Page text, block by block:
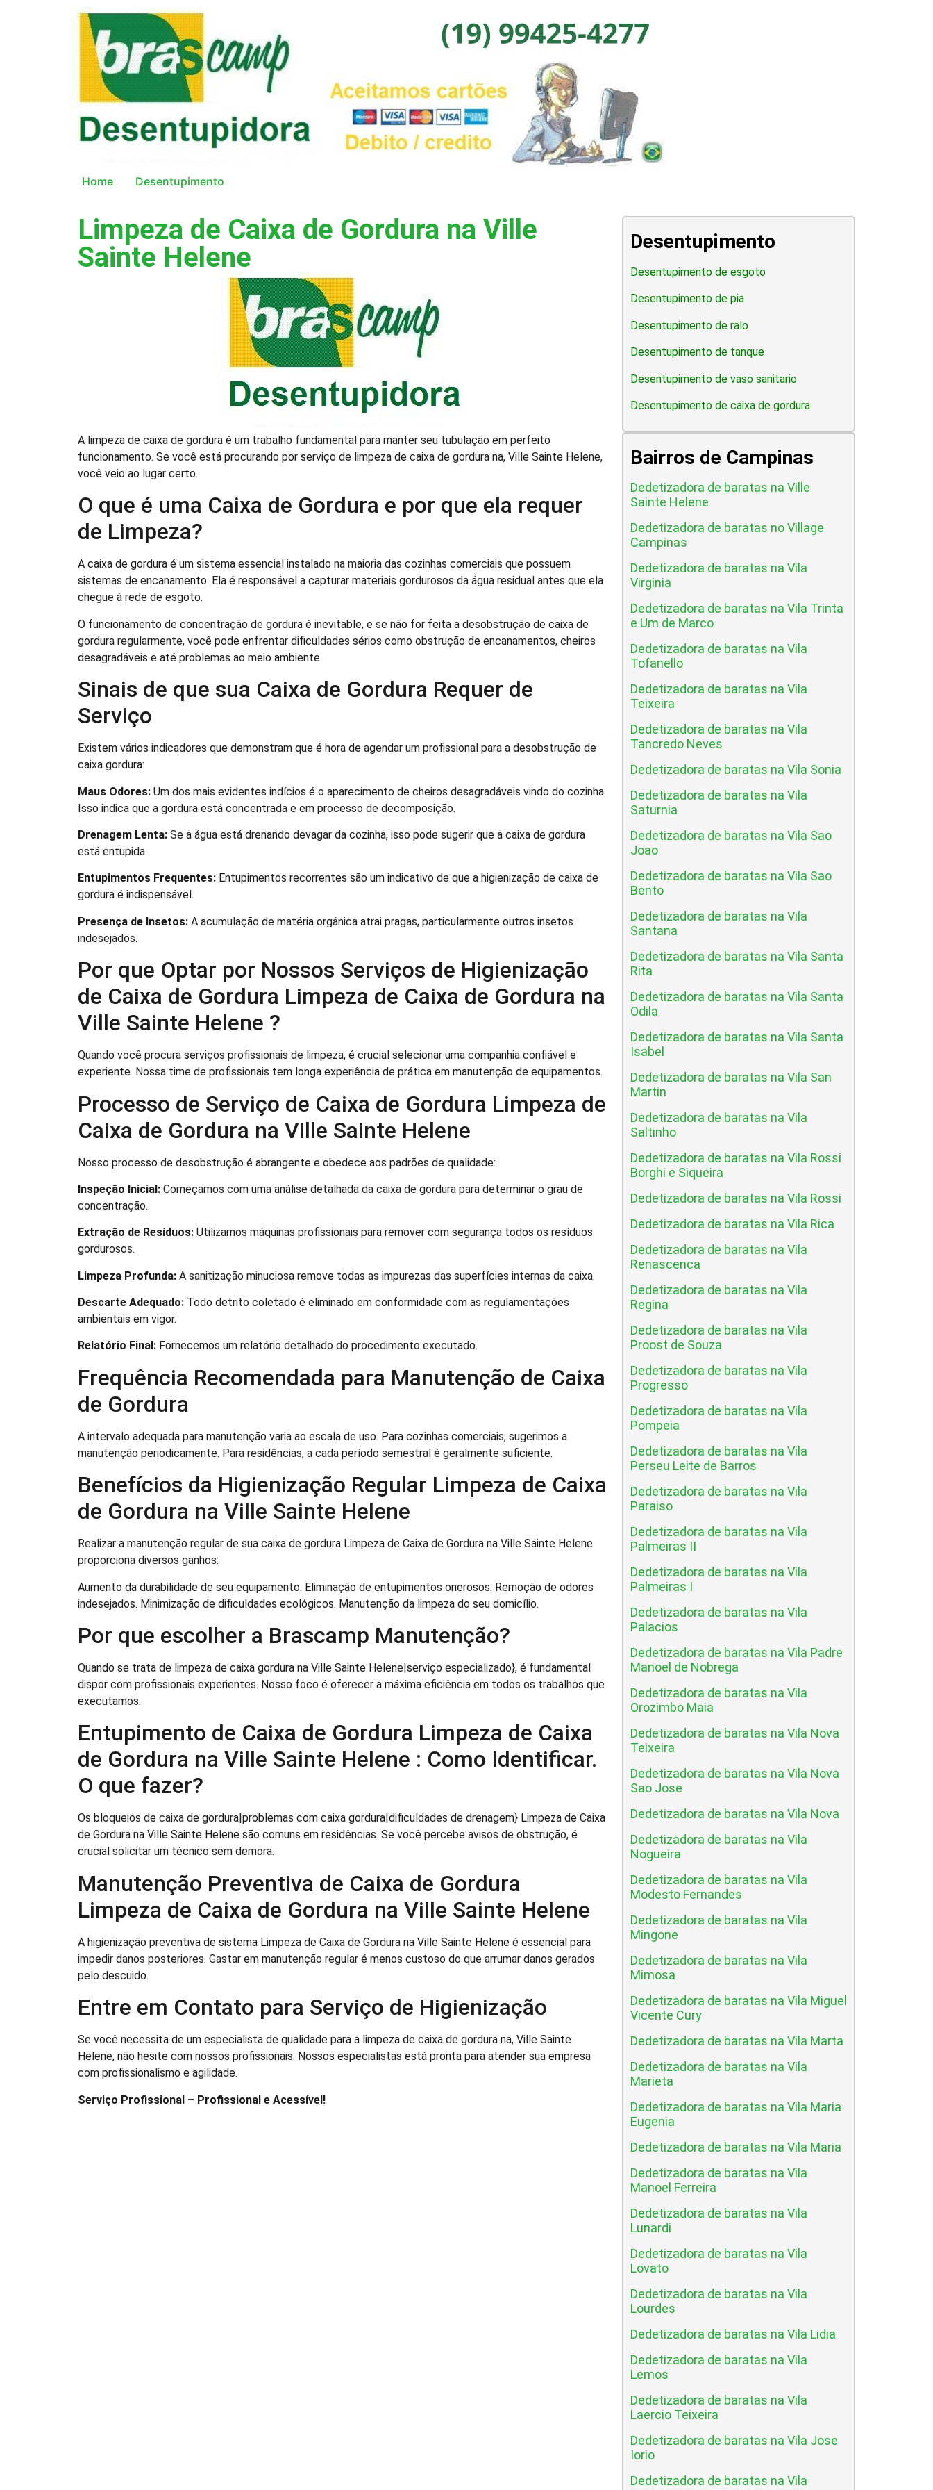
Home Desentupimento
Limpeza de Caixa de Gordura na Ville
Sainte Helene
A limpeza de caixa de gordura é um trabalho fundamental para manter seu tubulação em perfeito
funcionamento. Se você está procurando por serviço de limpeza de caixa de gordura na, Ville Sainte Helene,
você veio ao lugar certo.
O que é uma Caixa de Gordura e por que ela requer
de Limpeza?
A caixa de gordura é um sistema essencial instalado na maioria das cozinhas comerciais que possuem
sistemas de encanamento. Ela é responsável a capturar materiais gordurosos da água residual antes que ela
chegue à rede de esgoto.
O funcionamento de concentração de gordura é inevitable, e se não for feita a desobstrução de caixa de
gordura regularmente, você pode enfrentar dificuldades sérios como obstrução de encanamentos, cheiros
desagradáveis e até problemas ao meio ambiente.
Sinais de que sua Caixa de Gordura Requer de
Serviço
Existem vários indicadores que demonstram que é hora de agendar um profissional para a desobstrução de
caixa gordura:
Maus Odores: Um dos mais evidentes indícios é o aparecimento de cheiros desagradáveis vindo do cozinha.
Isso indica que a gordura está concentrada e em processo de decomposição.
Drenagem Lenta: Se a água está drenando devagar da cozinha, isso pode sugerir que a caixa de gordura
está entupida.
Entupimentos Frequentes: Entupimentos recorrentes são um indicativo de que a higienização de caixa de
gordura é indispensável.
Presença de Insetos: A acumulação de matéria orgânica atrai pragas, particularmente outros insetos
indesejados.
Por que Optar por Nossos Serviços de Higienização
de Caixa de Gordura Limpeza de Caixa de Gordura na
Ville Sainte Helene ?
Quando você procura serviços profissionais de limpeza, é crucial selecionar uma companhia confiável e
experiente. Nossa time de profissionais tem longa experiência de prática em manutenção de equipamentos.
Processo de Serviço de Caixa de Gordura Limpeza de
Caixa de Gordura na Ville Sainte Helene
Nosso processo de desobstrução é abrangente e obedece aos padrões de qualidade:
Inspeção Inicial: Começamos com uma análise detalhada da caixa de gordura para determinar o grau de
concentração.
Extração de Resíduos: Utilizamos máquinas profissionais para remover com segurança todos os resíduos
gordurosos.
Limpeza Profunda: A sanitização minuciosa remove todas as impurezas das superfícies internas da caixa.
Descarte Adequado: Todo detrito coletado é eliminado em conformidade com as regulamentações
ambientais em vigor.
Relatório Final: Fornecemos um relatório detalhado do procedimento executado.
Frequência Recomendada para Manutenção de Caixa
de Gordura
A intervalo adequada para manutenção varia ao escala de uso. Para cozinhas comerciais, sugerimos a
manutenção periodicamente. Para residências, a cada período semestral é geralmente suficiente.
Benefícios da Higienização Regular Limpeza de Caixa
de Gordura na Ville Sainte Helene
Realizar a manutenção regular de sua caixa de gordura Limpeza de Caixa de Gordura na Ville Sainte Helene
proporciona diversos ganhos:
Aumento da durabilidade de seu equipamento. Eliminação de entupimentos onerosos. Remoção de odores
indesejados. Minimização de dificuldades ecológicos. Manutenção da limpeza do seu domicílio.
Por que escolher a Brascamp Manutenção?
Quando se trata de limpeza de caixa gordura na Ville Sainte Helene|serviço especializado}, é fundamental
dispor com profissionais experientes. Nosso foco é oferecer a máxima eficiência em todos os trabalhos que
executamos.
Entupimento de Caixa de Gordura Limpeza de Caixa
de Gordura na Ville Sainte Helene : Como Identificar.
O que fazer?
Os bloqueios de caixa de gordura|problemas com caixa gordura|dificuldades de drenagem} Limpeza de Caixa
de Gordura na Ville Sainte Helene são comuns em residências. Se você percebe avisos de obstrução, é
crucial solicitar um técnico sem demora.
Manutenção Preventiva de Caixa de Gordura
Limpeza de Caixa de Gordura na Ville Sainte Helene
A higienização preventiva de sistema Limpeza de Caixa de Gordura na Ville Sainte Helene é essencial para
impedir danos posteriores. Gastar em manutenção regular é menos custoso do que arrumar danos gerados
pelo descuido.
Entre em Contato para Serviço de Higienização
Se você necessita de um especialista de qualidade para a limpeza de caixa de gordura na, Ville Sainte
Helene, não hesite com nossos profissionais. Nossos especialistas está pronta para atender sua empresa
com profissionalismo e agilidade.
Serviço Profissional – Profissional e Acessível!
Desentupimento
Desentupimento de esgoto
Desentupimento de pia
Desentupimento de ralo
Desentupimento de tanque
Desentupimento de vaso sanitario
Desentupimento de caixa de gordura
Bairros de Campinas
Dedetizadora de baratas na Ville
Sainte Helene
Dedetizadora de baratas no Village
Campinas
Dedetizadora de baratas na Vila
Virginia
Dedetizadora de baratas na Vila Trinta
e Um de Marco
Dedetizadora de baratas na Vila
Tofanello
Dedetizadora de baratas na Vila
Teixeira
Dedetizadora de baratas na Vila
Tancredo Neves
Dedetizadora de baratas na Vila Sonia
Dedetizadora de baratas na Vila
Saturnia
Dedetizadora de baratas na Vila Sao
Joao
Dedetizadora de baratas na Vila Sao
Bento
Dedetizadora de baratas na Vila
Santana
Dedetizadora de baratas na Vila Santa
Rita
Dedetizadora de baratas na Vila Santa
Odila
Dedetizadora de baratas na Vila Santa
Isabel
Dedetizadora de baratas na Vila San
Martin
Dedetizadora de baratas na Vila
Saltinho
Dedetizadora de baratas na Vila Rossi
Borghi e Siqueira
Dedetizadora de baratas na Vila Rossi
Dedetizadora de baratas na Vila Rica
Dedetizadora de baratas na Vila
Renascenca
Dedetizadora de baratas na Vila
Regina
Dedetizadora de baratas na Vila
Proost de Souza
Dedetizadora de baratas na Vila
Progresso
Dedetizadora de baratas na Vila
Pompeia
Dedetizadora de baratas na Vila
Perseu Leite de Barros
Dedetizadora de baratas na Vila
Paraiso
Dedetizadora de baratas na Vila
Palmeiras II
Dedetizadora de baratas na Vila
Palmeiras I
Dedetizadora de baratas na Vila
Palacios
Dedetizadora de baratas na Vila Padre
Manoel de Nobrega
Dedetizadora de baratas na Vila
Orozimbo Maia
Dedetizadora de baratas na Vila Nova
Teixeira
Dedetizadora de baratas na Vila Nova
Sao Jose
Dedetizadora de baratas na Vila Nova
Dedetizadora de baratas na Vila
Nogueira
Dedetizadora de baratas na Vila
Modesto Fernandes
Dedetizadora de baratas na Vila
Mingone
Dedetizadora de baratas na Vila
Mimosa
Dedetizadora de baratas na Vila Miguel
Vicente Cury
Dedetizadora de baratas na Vila Marta
Dedetizadora de baratas na Vila
Marieta
Dedetizadora de baratas na Vila Maria
Eugenia
Dedetizadora de baratas na Vila Maria
Dedetizadora de baratas na Vila
Manoel Ferreira
Dedetizadora de baratas na Vila
Lunardi
Dedetizadora de baratas na Vila
Lovato
Dedetizadora de baratas na Vila
Lourdes
Dedetizadora de baratas na Vila Lidia
Dedetizadora de baratas na Vila
Lemos
Dedetizadora de baratas na Vila
Laercio Teixeira
Dedetizadora de baratas na Vila Jose
Iorio
Dedetizadora de baratas na Vila